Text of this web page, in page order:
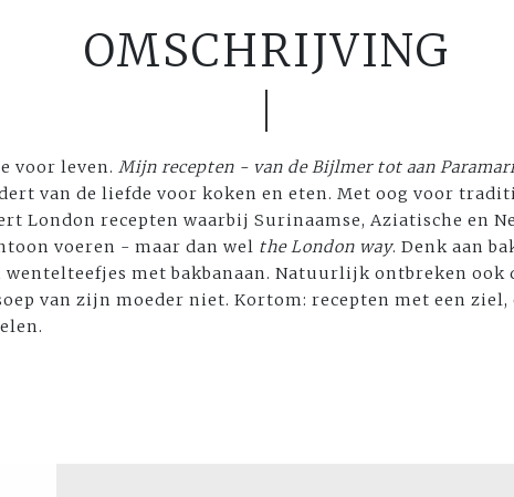
OMSCHRIJVING
voor leven. Mijn recepten - van de Bijlmer tot aan
van de liefde voor koken en eten. Met oog voor
London recepten waarbij Surinaamse, Aziatische en
voeren - maar dan wel the London way. Denk aan
wentelteefjes met bakbanaan. Natuurlijk ontbreken ook
van zijn moeder niet. Kortom: recepten met een ziel,